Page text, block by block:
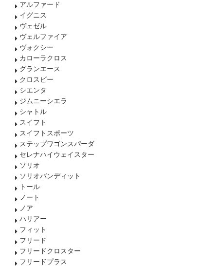
アルファード
イグニス
ヴェゼル
ヴェルファイア
ヴォクシー
カローラクロス
グランエース
クロスビー
シエンタ
ジムニーシエラ
シャトル
スイフト
スイフトスポーツ
ステップワゴンスパーダ
セレナハイウェイスター
ソリオ
ソリオバンディット
トール
ノート
ノア
ハリアー
フィット
フリード
フリードクロスター
フリードプラス